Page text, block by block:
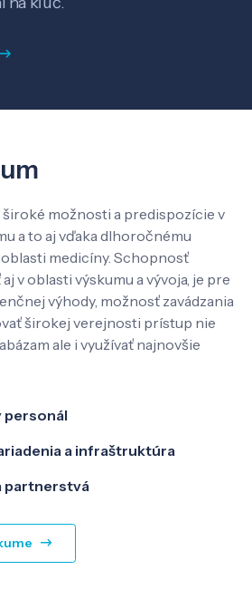
EN
možnosti a predispozície v
a to aj vďaka dlhoročnému
medicíny. Schopnosť
v oblasti výskumu a vývoja, je pre
výhody, možnosť zavádzania
širokej verejnosti prístup nie
ale i využívať najnovšie
personál
a infraštruktúra
partnerstvá